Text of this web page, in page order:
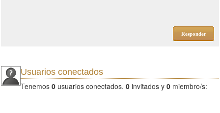
Responder
Usuarios conectados
Tenemos 0 usuarios conectados. 0 invitados y 0 miembro/s: